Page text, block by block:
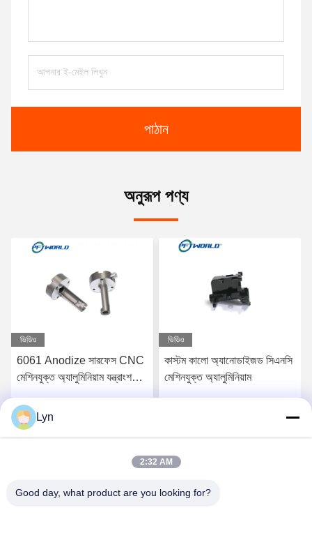
পাঠান
অনুরূপ পণ্য
ভিডিও
6061 Anodize সারফেস CNC
মেশিনযুক্ত অ্যালুমিনিয়াম যন্ত্রাংশ
ভিডিও
কাস্টম কালো অ্যানোডাইজড সিএনসি
মেশিনযুক্ত অ্যালুমিনিয়াম
Lyn
2:32 AM
Good day, what product are you looking for?